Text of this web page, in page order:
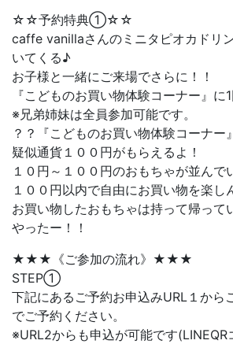
☆☆予約特典①☆☆
caffe vanillaさんのミニタピオカドリ
いてくる♪
お子様と一緒にご来場でさらに！！
『こどものお買い物体験コーナー』に
※兄弟姉妹は全員参加可能です。
？？『こどものお買い物体験コーナー
疑似通貨１００円がもらえるよ！
１０円～１００円のおもちゃが並んで
１００円以内で自由にお買い物を楽し
お買い物したおもちゃは持って帰って
やったー！！
★★★《ご参加の流れ》★★★
STEP①
下記にあるご予約お申込みURL１から
でご予約ください。
※URL2からも申込が可能です(LINEQR